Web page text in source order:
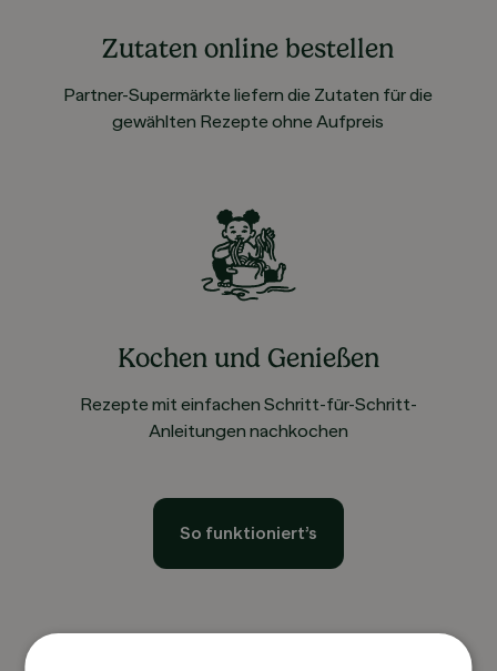
Zutaten online bestellen
Partner-Supermärkte liefern die Zutaten für die
gewählten Rezepte ohne Aufpreis
Kochen und Genießen
Rezepte mit einfachen Schritt-für-Schritt-
Anleitungen nachkochen
So funktioniert’s